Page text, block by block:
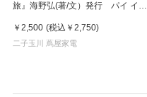
旅』海野弘(著/文）発行 パイ イン
￥2,500 (税込 ￥2,750)
二子玉川 蔦屋家電